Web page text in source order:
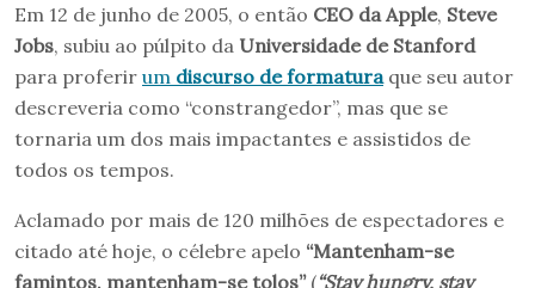
Em 12 de junho de 2005, o então CEO da Apple, Steve
Jobs, subiu ao púlpito da Universidade de Stanford
para proferir um discurso de formaturaque seu autor
descreveria como “constrangedor”, mas que se
tornaria um dos mais impactantes e assistidos de
todos os tempos.
Aclamado por mais de 120 milhões de espectadores e
citado até hoje, o célebre apelo “Mantenham-se
famintos, mantenham-se tolos”(“Stay hungry, stay